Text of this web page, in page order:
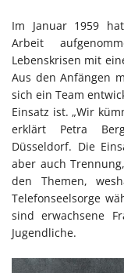
Im Januar 1959
Arbeit
Lebenskrisen mit
Aus den Anfängen
sich ein Team
Einsatz ist. „Wir
erklärt Petra
Düsseldorf. Die
aber auch
den Themen,
Telefonseelsorge
sind erwachsene
Jugendliche.